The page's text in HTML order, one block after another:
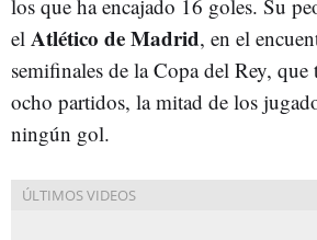
los que ha encajado 16 goles. Su
el Atlético de Madrid, en el
semifinales de la Copa del Rey,
ocho partidos, la mitad de los
ningún gol.